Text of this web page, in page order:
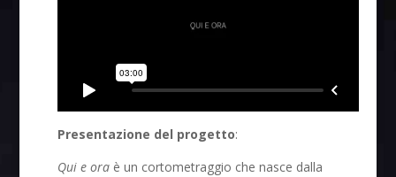
Presentazione del progetto:
Qui e ora è un cortometraggio che nasce dalla